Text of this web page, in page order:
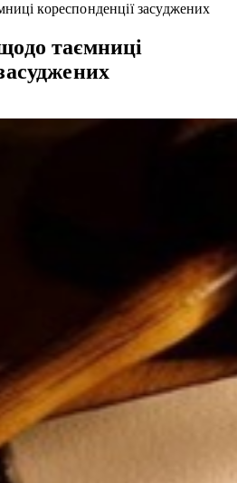
кореспонденції засуджених
таємниці